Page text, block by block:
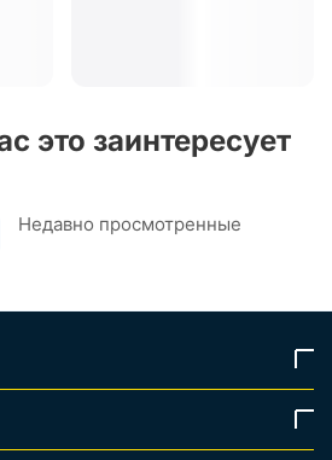
это заинтересует
Недавно просмотренные